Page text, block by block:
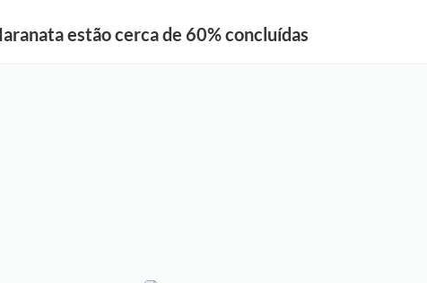
estão cerca de 60% concluídas